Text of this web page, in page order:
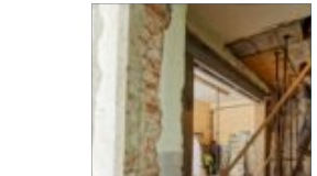
större
bostadsrättsförening
som byggs om. Syftet är
att få en oberoende och
professionell granskning
av entreprenaden ...